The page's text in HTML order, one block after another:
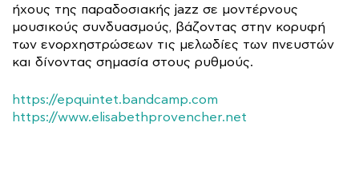
ήχους της παραδοσιακής jazz σε μοντέρνους
μουσικούς συνδυασμούς, βάζοντας στην κορυφή
των ενορχηστρώσεων τις μελωδίες των πνευστών
και δίνοντας σημασία στους ρυθμούς.
https://epquintet.bandcamp.com
https://www.elisabethprovencher.net